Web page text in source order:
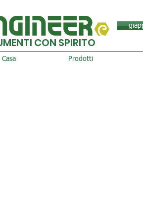
CON SPIRITO
Casa Prodotti